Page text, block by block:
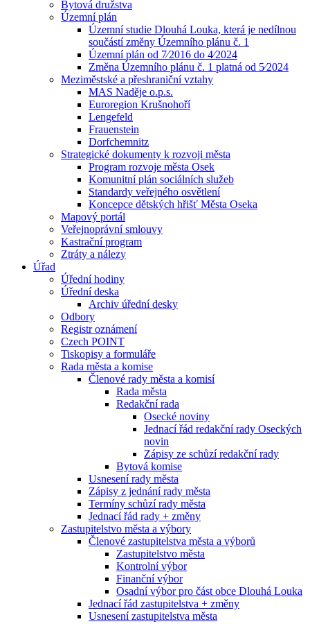
Bytová družstva
Územní plán
Územní studie Dlouhá Louka, která je nedílnou
součástí změny Územního plánu č. 1
Územní plán od 7⁄2016 do 4⁄2024
Změna Územního plánu č. 1 platná od 5⁄2024
Meziměstské a přeshraniční vztahy
MAS Naděje o.p.s.
Euroregion Krušnohoří
Lengefeld
Frauenstein
Dorfchemnitz
Strategické dokumenty k rozvoji města
Program rozvoje města Osek
Komunitní plán sociálních služeb
Standardy veřejného osvětlení
Koncepce dětských hřišť Města Oseka
Mapový portál
Veřejnoprávní smlouvy
Kastrační program
Ztráty a nálezy
Úřad
Úřední hodiny
Úřední deska
Archiv úřední desky
Odbory
Registr oznámení
Czech POINT
Tiskopisy a formuláře
Rada města a komise
Členové rady města a komisí
Rada města
Redakční rada
Osecké noviny
Jednací řád redakční rady Oseckých
novin
Zápisy ze schůzí redakční rady
Bytová komise
Usnesení rady města
Zápisy z jednání rady města
Termíny schůzí rady města
Jednací řád rady + změny
Zastupitelstvo města a výbory
Členové zastupitelstva města a výborů
Zastupitelstvo města
Kontrolní výbor
Finanční výbor
Osadní výbor pro část obce Dlouhá Louka
Jednací řád zastupitelstva + změny
Usnesení zastupitelstva města